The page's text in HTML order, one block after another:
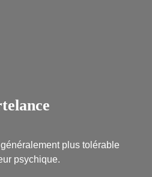
plus tolérable
psychique.